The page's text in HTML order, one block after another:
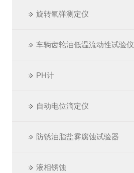
旋转氧弹测定仪
车辆齿轮油低温流动性试验仪
PH计
自动电位滴定仪
防锈油脂盐雾腐蚀试验器
液相锈蚀